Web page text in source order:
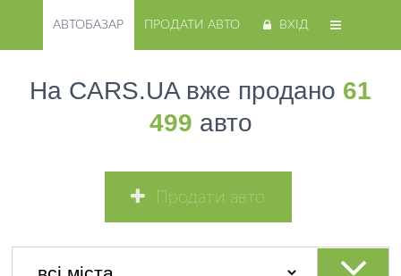
АВТОБАЗАР ПРОДАТИ АВТО ВХІД
На CARS.UA вже продано 61
499 авто
Продати авто